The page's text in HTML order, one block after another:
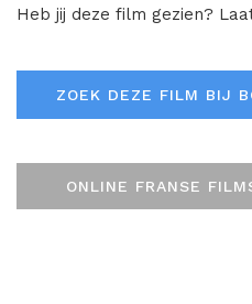
Heb jij deze film gezien?
ZOEK DEZE FILM BIJ
ONLINE FRANSE